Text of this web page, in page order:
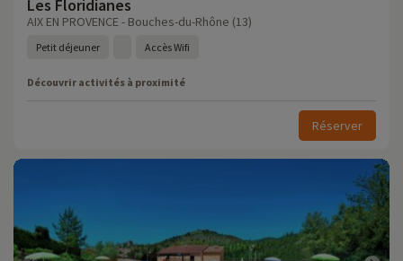
Les Floridianes
AIX EN PROVENCE - Bouches-du-Rhône (13)
Petit déjeuner Accès Wifi
Découvrir activités à proximité
Réserver